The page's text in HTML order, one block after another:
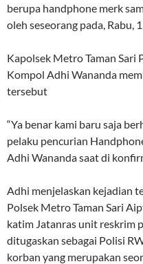
berupa handphone merk
oleh seseorang pada, Rabu,
Kapolsek Metro Taman
Kompol Adhi Wananda
tersebut
“Ya benar kami baru saja
pelaku pencurian
Adhi Wananda saat di
Adhi menjelaskan kejadian
Polsek Metro Taman Sari
katim Jatanras unit reskrim
ditugaskan sebagai Polisi
korban yang merupakan